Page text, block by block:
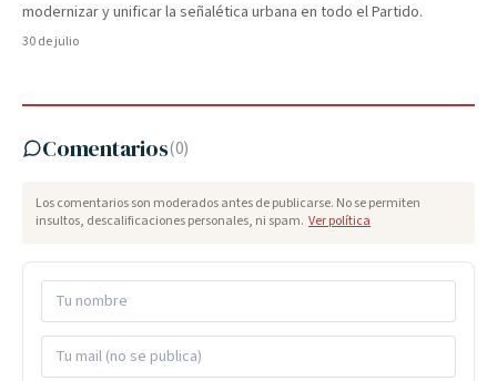
modernizar y unificar la señalética urbana en todo el Partido.
30 de julio
Comentarios(0)
Los comentarios son moderados antes de publicarse. No se permiten
insultos, descalificaciones personales, ni spam. Ver política